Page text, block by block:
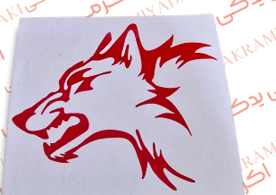
بسته ها سرموقع(بدون‌تاخیر)ارسال میگردد